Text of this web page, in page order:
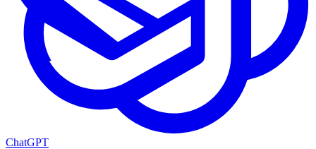
ChatGPT